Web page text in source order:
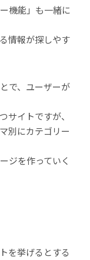
機能」も一緒に
情報が探しやす
で、ユーザーが
サイトですが、
別にカテゴリー
ジを作っていく
を挙げるとする